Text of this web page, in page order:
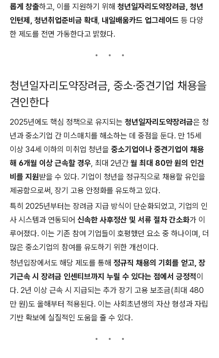
롭게 창출하고, 이를 지원하기 위해 청년일자리도약장려금, 청년
인턴제, 청년취업준비금 확대 , 내일배움카드 업그레이드 등 다양
한 제도를 전면 가동한다고 밝혔다.
청년일자리도약장려금, 중소·중견기업 채용을
견인한다
2025년에도 핵심 정책으로 유지되는 청년일자리도약장려금은 청
년과 중소기업 간 미스매치를 해소하는 데 중점을 둔다. 만 15세
이상 34세 이하의 미취업 청년을 중소기업이나 중견기업이 채용
해 6개월 이상 근속할 경우, 최대 2년간 월 최대 80만 원의 인건
비를 지원받을 수 있다. 기업이 청년을 정규직으로 채용할 유인을
제공함으로써, 장기 고용 안정화를 유도하고 있다.
특히 2025년부터는 장려금 지급 방식이 단순화되었고, 기업의 인
사 시스템과 연동되어 신속한 사후정산 및 서류 절차 간소화가 이
루어졌다. 이는 기존 참여 기업들이 호평했던 요소 중 하나이며, 더
많은 중소기업의 참여를 유도하기 위한 개선이다.
청년입장에서도 해당 제도를 통해 정규직 채용의 기회를 얻고, 장
기근속 시 장려금 인센티브까지 누릴 수 있다는 점에서 긍정적이
다. 2년 이상 근속 시 지급되는 추가 장기 고용 보조금(최대 480
만 원)도 올해부터 적용된다. 이는 사회초년생의 자산 형성과 자립
기반 확보에 실질적인 도움을 줄 수 있다.